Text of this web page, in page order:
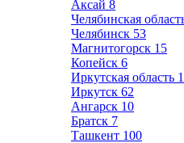
Аксай 8
Челябинская
Челябинск 53
Магнитогорск 15
Копейск 6
Иркутская область
Иркутск 62
Ангарск 10
Братск 7
Ташкент 100